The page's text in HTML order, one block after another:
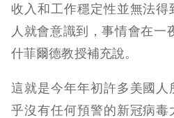
收入和工作穩定性並無法
人就會意識到，事情會在一
什菲爾德教授補充說。
這就是今年年初許多美國
乎沒有任何預警的新冠病毒